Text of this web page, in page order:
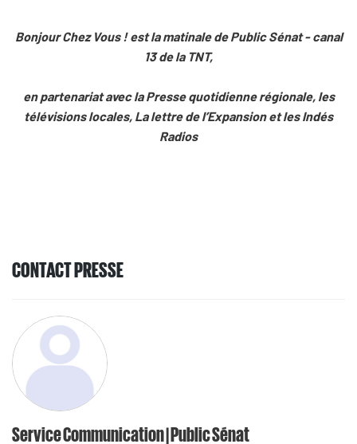
Bonjour Chez Vous ! est la matinale de Public Sénat - canal
13 de la TNT,
en partenariat avec la Presse quotidienne régionale, les
télévisions locales, La lettre de l’Expansion et les Indés
Radios
CONTACT PRESSE
Service Communication | Public Sénat